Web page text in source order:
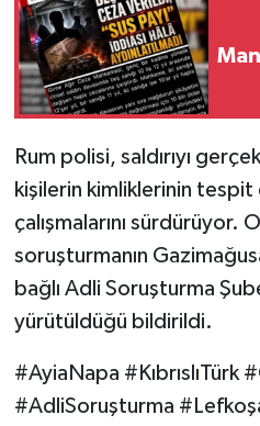
Rum polisi, saldırıyı
kişilerin kimliklerinin tespit
çalışmalarını sürdürüyor.
soruşturmanın
bağlı Adli Soruşturma
yürütüldüğü bildirildi.
#AyiaNapa #KıbrıslıTürk
#AdliSoruşturma